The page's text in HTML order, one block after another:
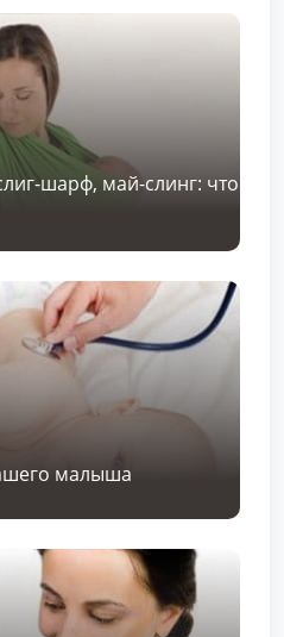
шарф, май-слинг: что
малыша